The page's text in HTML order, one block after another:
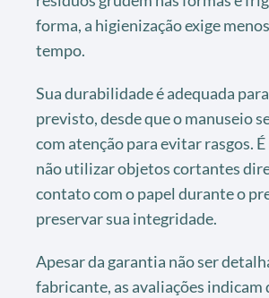
forma, a higienização exige
tempo.
Sua durabilidade é adequada
previsto, desde que o manuseio
com atenção para evitar rasgos.
não utilizar objetos cortantes
contato com o papel durante o
preservar sua integridade.
Apesar da garantia não ser
fabricante, as avaliações indicam